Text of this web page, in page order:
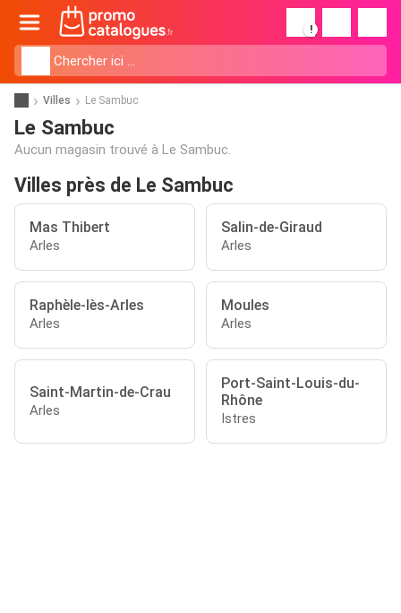
!
Villes Le Sambuc
Le Sambuc
Aucun magasin trouvé à Le Sambuc.
Villes près de Le Sambuc
Mas Thibert
Arles
Salin-de-Giraud
Arles
Raphèle-lès-Arles
Arles
Moules
Arles
Saint-Martin-de-Crau
Arles
Port-Saint-Louis-du-
Rhône
Istres